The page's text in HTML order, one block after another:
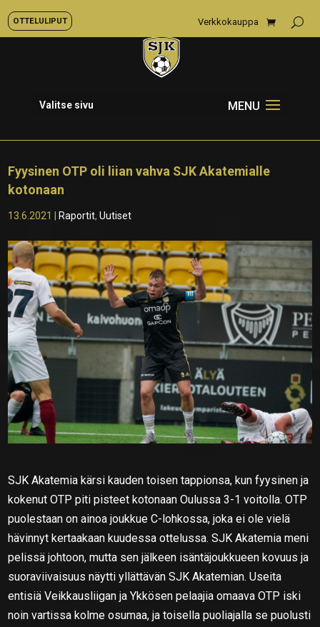
OTTELULIPUT Verkkokauppa
Valitse sivu
Fyysinen OTP oli liian vahva SJK Akatemialle
kotonaan
13.6.2021 Raportit,Uutiset
SJK Akatemia kärsi kauden toisen tappionsa, kun fyysinen ja
kokenut OTP piti pisteet kotonaan Oulussa 3-1 voitolla. OTP
puolestaan on ainoa joukkue C-lohkossa, joka ei ole vielä
hävinnyt kertaakaan kuudessa ottelussa. SJK Akatemia meni
pelissä johtoon, mutta sen jälkeen isäntäjoukkueen kovuus ja
suoraviivaisuus näytti yllättävän SJK Akatemian. Useita
entisiä Veikkausliigan ja Ykkösen pelaajia omaava OTP iski
noin vartissa kolme osumaa, ja toisella puoliajalla se puolusti